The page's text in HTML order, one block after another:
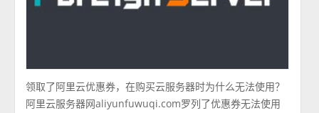
领取了阿里云优惠券，在购买云服务器时为什么无法使用？
阿里云服务器网aliyunfuwuqi.com罗列了优惠券无法使用